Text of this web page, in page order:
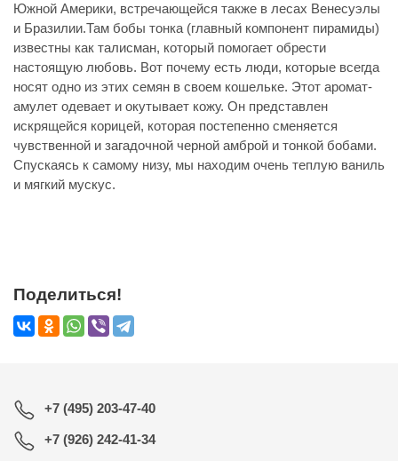
Южной Америки, встречающейся также в лесах Венесуэлы
и Бразилии.Там бобы тонка (главный компонент пирамиды)
известны как талисман, который помогает обрести
настоящую любовь. Вот почему есть люди, которые всегда
носят одно из этих семян в своем кошельке. Этот аромат-
амулет одевает и окутывает кожу. Он представлен
искрящейся корицей, которая постепенно сменяется
чувственной и загадочной черной амброй и тонкой бобами.
Спускаясь к самому низу, мы находим очень теплую ваниль
и мягкий мускус.
Поделиться!
+7 (495) 203-47-40
+7 (926) 242-41-34